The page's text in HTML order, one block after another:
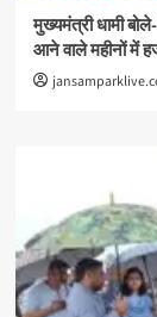
मुख्यमंत्री धामी
आने वाले महीनों में